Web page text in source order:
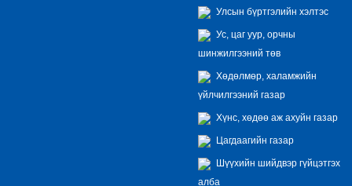
Улсын бүртгэлийн хэлтэс
Ус, цаг уур, орчны
шинжилгээний төв
Хөдөлмөр, халамжийн
үйлчилгээний газар
Хүнс, хөдөө аж ахуйн газар
Цагдаагийн газар
Шүүхийн шийдвэр гүйцэтгэх
алба